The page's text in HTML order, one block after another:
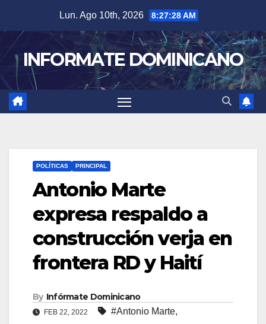
content
Lun. Ago 10th, 2026 8:27:29 AM
INFORMATE DOMINICANO
POLÍTICAS PRINCIPAL
Antonio Marte
expresa respaldo a
construcción verja en
frontera RD y Haití
By Infórmate Dominicano
FEB 22, 2022 #Antonio Marte,